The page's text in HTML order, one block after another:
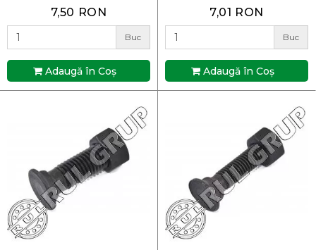
7,50 RON
Buc
Adaugă în Coş
7,01 RON
Buc
Adaugă în Coş